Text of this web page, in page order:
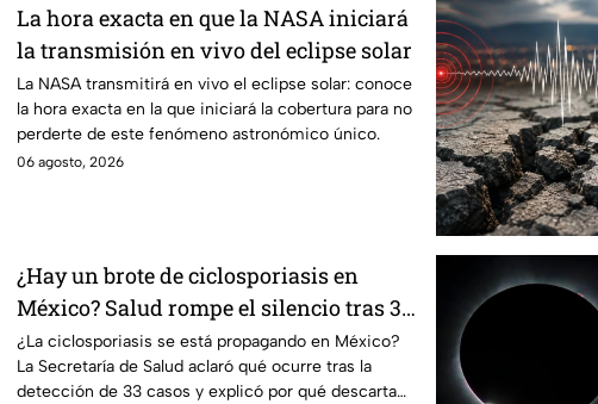
La hora exacta en que la NASA iniciará
la transmisión en vivo del eclipse solar
La NASA transmitirá en vivo el eclipse solar: conoce
la hora exacta en la que iniciará la cobertura para no
perderte de este fenómeno astronómico único.
06 agosto, 2026
¿Hay un brote de ciclosporiasis en
México? Salud rompe el silencio tras 33
casos detectados
¿La ciclosporiasis se está propagando en México?
La Secretaría de Salud aclaró qué ocurre tras la
detección de 33 casos y explicó por qué descarta